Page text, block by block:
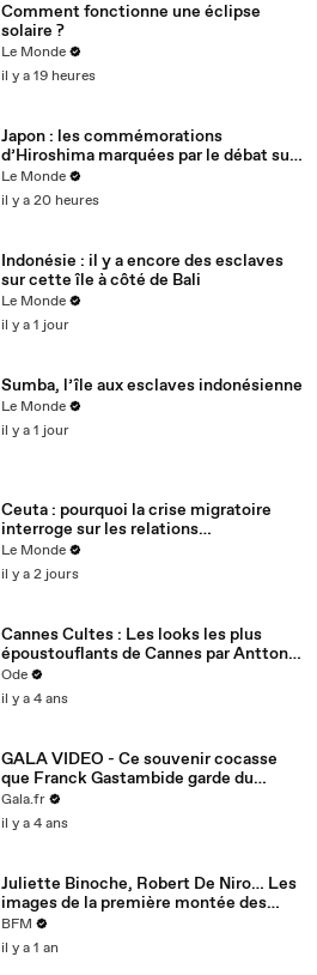
Comment fonctionne une éclipse
solaire ?
Le Monde
il y a 19 heures
Japon : les commémorations
d’Hiroshima marquées par le débat sur
l’arme nucléaire
Le Monde
il y a 20 heures
Indonésie : il y a encore des esclaves
sur cette île à côté de Bali
Le Monde
il y a 1 jour
Sumba, l’île aux esclaves indonésienne
Le Monde
il y a 1 jour
Ceuta : pourquoi la crise migratoire
interroge sur les relations
diplomatiques entre le Maroc et
l’Espagne ?
Le Monde
il y a 2 jours
Cannes Cultes : Les looks les plus
époustouflants de Cannes par Antton
Racca
Ode
il y a 4 ans
GALA VIDEO - Ce souvenir cocasse
que Franck Gastambide garde du
Festival de Cannes
Gala.fr
il y a 4 ans
Juliette Binoche, Robert De Niro… Les
images de la première montée des
marches du Festival de Cannes
BFM
il y a 1 an